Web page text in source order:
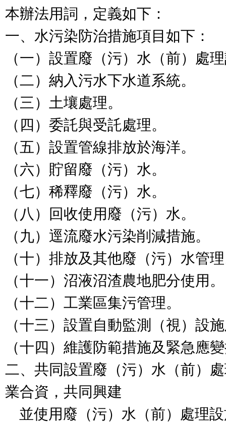
本辦法用詞，定義如下：
一、水污染防治措施項目如下：
（一）設置廢（污）水（前）處
（二）納入污水下水道系統。
（三）土壤處理。
（四）委託與受託處理。
（五）設置管線排放於海洋。
（六）貯留廢（污）水。
（七）稀釋廢（污）水。
（八）回收使用廢（污）水。
（九）逕流廢水污染削減措施。
（十）排放及其他廢（污）水管
（十一）沼液沼渣農地肥分使用。
（十二）工業區集污管理。
（十三）設置自動監測（視）設
（十四）維護防範措施及緊急應
二、共同設置廢（污）水（前）
業合資，共同興建